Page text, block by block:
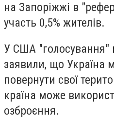
на Запоріжжі в
участь 0,5% жителів.
У США "голосування"
заявили, що Україна
повернути свої
країна може
озброєння.